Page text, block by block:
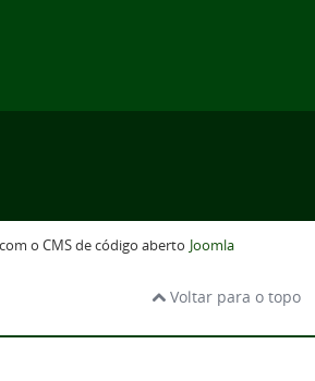
o CMS de código aberto Joomla
Voltar para o topo